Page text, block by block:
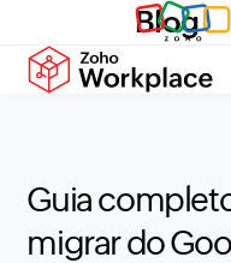
Blog
Guia
migrar do